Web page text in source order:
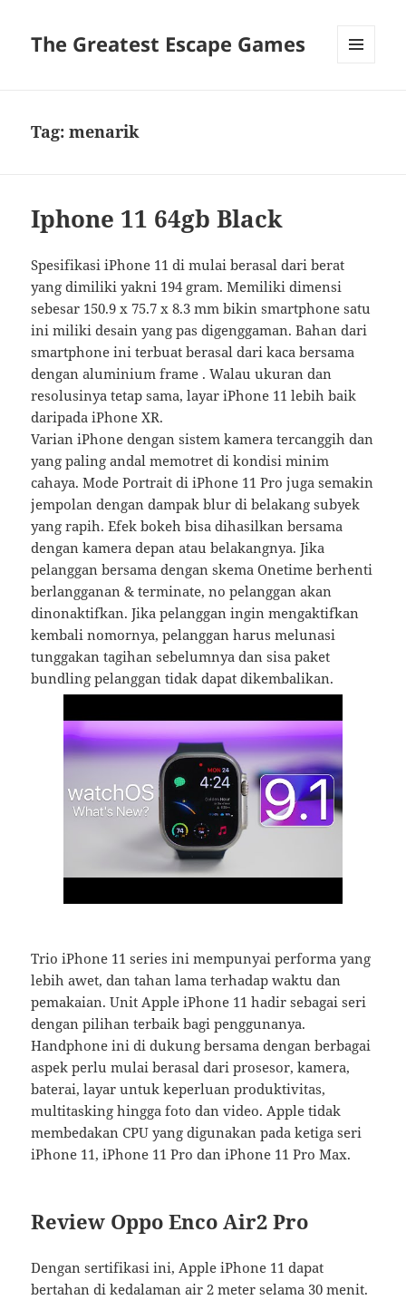
The Greatest Escape Games
Tag:menarik
Iphone 11 64gb Black
Spesifikasi iPhone 11 di mulai berasal dari berat
yang dimiliki yakni 194 gram. Memiliki dimensi
sebesar 150.9 x 75.7 x 8.3 mm bikin smartphone satu
ini miliki desain yang pas digenggaman. Bahan dari
smartphone ini terbuat berasal dari kaca bersama
dengan aluminium frame . Walau ukuran dan
resolusinya tetap sama, layar iPhone 11 lebih baik
daripada iPhone XR.
Varian iPhone dengan sistem kamera tercanggih dan
yang paling andal memotret di kondisi minim
cahaya. Mode Portrait di iPhone 11 Pro juga semakin
jempolan dengan dampak blur di belakang subyek
yang rapih. Efek bokeh bisa dihasilkan bersama
dengan kamera depan atau belakangnya. Jika
pelanggan bersama dengan skema Onetime berhenti
berlangganan & terminate, no pelanggan akan
dinonaktifkan. Jika pelanggan ingin mengaktifkan
kembali nomornya, pelanggan harus melunasi
tunggakan tagihan sebelumnya dan sisa paket
bundling pelanggan tidak dapat dikembalikan.
Trio iPhone 11 series ini mempunyai performa yang
lebih awet, dan tahan lama terhadap waktu dan
pemakaian. Unit Apple iPhone 11 hadir sebagai seri
dengan pilihan terbaik bagi penggunanya.
Handphone ini di dukung bersama dengan berbagai
aspek perlu mulai berasal dari prosesor, kamera,
baterai, layar untuk keperluan produktivitas,
multitasking hingga foto dan video. Apple tidak
membedakan CPU yang digunakan pada ketiga seri
iPhone 11, iPhone 11 Pro dan iPhone 11 Pro Max.
Review Oppo Enco Air2 Pro
Dengan sertifikasi ini, Apple iPhone 11 dapat
bertahan di kedalaman air 2 meter selama 30 menit.